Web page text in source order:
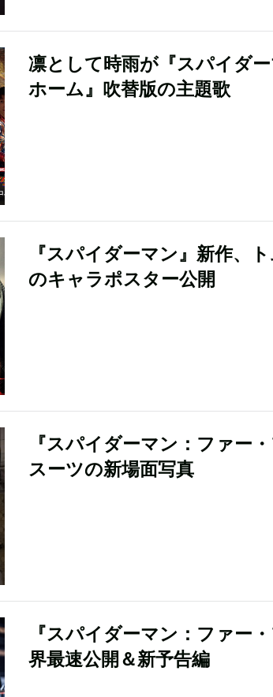
凛として時雨が『スパイダ
ホーム』吹替版の主題歌
『スパイダーマン』新作、
のキャラポスター公開
『スパイダーマン：ファー
スーツの新場面写真
『スパイダーマン：ファー
界最速公開＆新予告編